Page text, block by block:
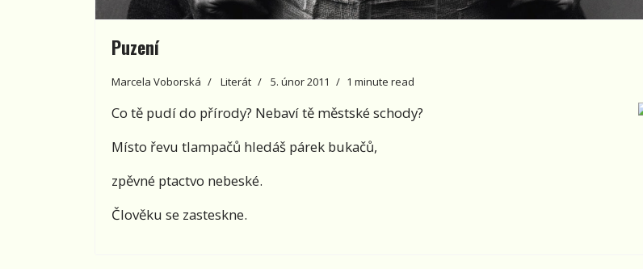
Puzení
Marcela Voborská Literát 5. únor 2011 1 minute read
Co tě pudí do přírody? Nebaví tě městské schody?
Místo řevu tlampačů hledáš párek bukačů,
zpěvné ptactvo nebeské.
Člověku se zasteskne.